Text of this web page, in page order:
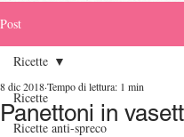
Post
Ricette
Ricette anti-spreco
Ricette
Panettoni in
8 dic 2018Tempo di lettura: 1 min